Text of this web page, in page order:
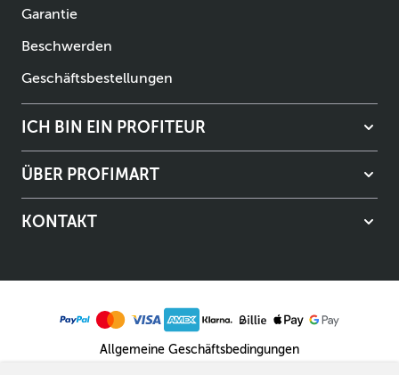
Garantie
Beschwerden
Geschäftsbestellungen
ICH BIN EIN PROFITEUR
ÜBER PROFIMART
KONTAKT
Allgemeine Geschäftsbedingungen